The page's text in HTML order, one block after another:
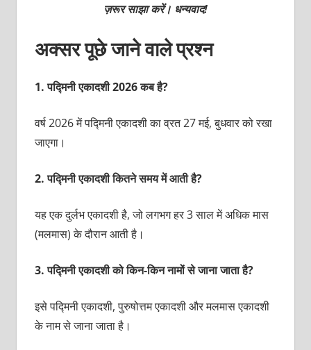
ज़रूर साझा करें। धन्यवाद!
अक्सर पूछे जाने वाले प्रश्‍न
1.पद्मिनी एकादशी 2026 कब है?
वर्ष 2026 में पद्मिनी एकादशी का व्रत 27 मई, बुधवार को रखा
जाएगा।
2.पद्मिनी एकादशी कितने समय में आती है?
यह एक दुर्लभ एकादशी है, जो लगभग हर 3 साल में अधिक मास
(मलमास) के दौरान आती है।
3.पद्मिनी एकादशी को किन-किन नामों से जाना जाता है?
इसे पद्मिनी एकादशी, पुरुषोत्तम एकादशी और मलमास एकादशी
के नाम से जाना जाता है।